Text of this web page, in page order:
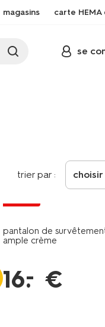
magasins carte HEMA
se
trier par : choisir
pantalon de
ample crème
16.
– €